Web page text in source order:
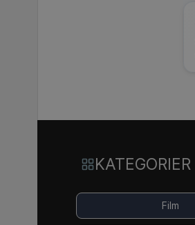
KATEGORIER
Film